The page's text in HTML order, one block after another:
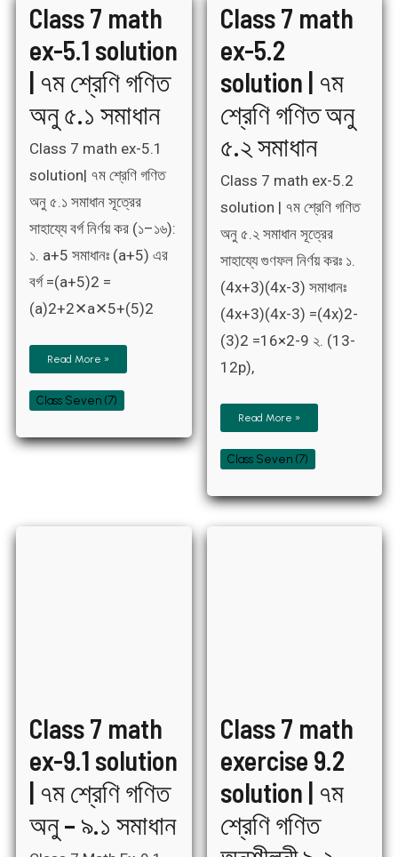
Class 7 math
ex-5.1 solution
| ৭ম শ্রেণি গণিত
অনু ৫.১ সমাধান
Class 7 math ex-5.1
solution| ৭ম শ্রেণি গণিত
অনু ৫.১ সমাধান সূত্রের
সাহায্যে বর্গ নির্ণয় কর (১–১৬):
১. a+5 সমাধানঃ (a+5) এর
বর্গ =(a+5)2 =
(a)2+2✕a✕5+(5)2
7
math
5.1
solution
৭ম
শ্রেণি
অনু
৫.১
সমাধান
Read More »
Class Seven (7)
Class 7 math
ex-5.2
solution | ৭ম
শ্রেণি গণিত অনু
৫.২ সমাধান
Class 7 math ex-5.2
solution | ৭ম শ্রেণি গণিত
অনু ৫.২ সমাধান সূত্রের
সাহায্যে গুণফল নির্ণয় করঃ ১.
(4x+3)(4x-3) সমাধানঃ
(4x+3)(4x-3) =(4x)2-
(3)2 =16×2-9 ২. (13-
12p),
7
math
5.2
solution
৭ম
শ্রেণি
গণিত
অনু
৫.২
সমাধান
Read More »
Class Seven (7)
Class 7 math
ex-9.1 solution
| ৭ম শ্রেণি গণিত
অনু – ৯.১ সমাধান
Class 7 math
exercise 9.2
solution | ৭ম
শ্রেণি গণিত